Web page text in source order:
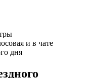
и в чате
дня